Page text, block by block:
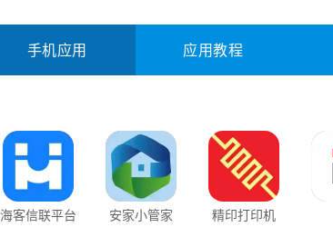
影音软件 插件下载 教育教学
手机应用 应用教程
海客信联平台 安家小管家 精印打印机